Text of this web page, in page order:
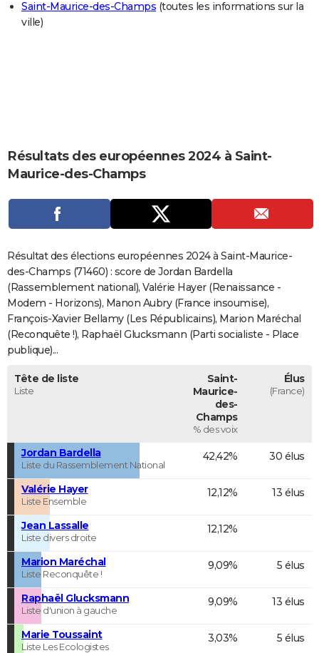
Destinations
City break
Voyage nature
Voyage de noces
Forum
Climat
PHOTO
Dictionnaire
Biographies
Citations
Expressions
Proverbes
PROGRAMME TV
Se connecter
Entreprises
Service militaire
Avis de recherche
AVIS DE DÉCÈS
FORUM
Bricolage
Lifestyle
Culture
Sport
Auto
Television
Voyage
Cinema
Saint-Maurice-des-Champs (toutes les informations sur la
ville)
Résultats des européennes 2024 à Saint-
Maurice-des-Champs
Résultat des élections européennes 2024 à Saint-Maurice-
des-Champs (71460) : score de Jordan Bardella
(Rassemblement national), Valérie Hayer (Renaissance -
Modem - Horizons), Manon Aubry (France insoumise),
François-Xavier Bellamy (Les Républicains), Marion Maréchal
(Reconquête !), Raphaël Glucksmann (Parti socialiste - Place
publique)...
Tête de liste
Liste
Saint-
Maurice-
des-
Champs
% des voix
Élus
(France)
Jordan Bardella
Liste du Rassemblement National
42,42% 30 élus
Valérie Hayer
Liste Ensemble
12,12% 13 élus
Jean Lassalle
Liste divers droite
12,12%
Marion Maréchal
Liste Reconquête !
9,09% 5 élus
Raphaël Glucksmann
Liste d'union à gauche
9,09% 13 élus
Marie Toussaint
Liste Les Ecologistes
3,03% 5 élus